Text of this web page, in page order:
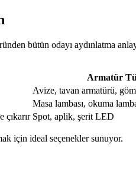
bütün odayı aydınlatma
Armatür
Avize, tavan armatürü,
Masa lambası, okuma
çıkarır Spot, aplik, şerit LED
için ideal seçenekler sunuyor.